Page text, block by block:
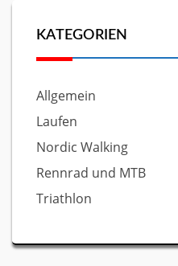
KATEGORIEN
Allgemein
Laufen
Nordic Walking
Rennrad und MTB
Triathlon